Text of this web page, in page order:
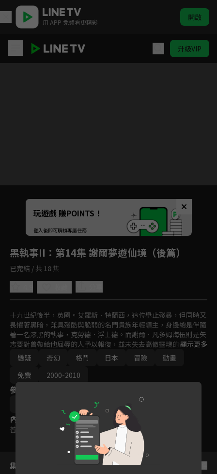
用 APP 免費看更精彩 開啟
升級VIP
Unmute
如有不便請見諒
玩遊戲 賺POINTS！
登入後即可解鎖專屬任務
黑執事II ：第14集 謝爾夢遊仙境（後篇）
已完結 / 共 18 集
十九世紀後半，英國。艾羅斯．特蘭西，這位舉止殘暴，但同時又
畏懼著黑暗，兼具殘酷與脆弱的名門貴族年輕領主，身邊總是伴隨
著一名漆黑的執事，克勞德．浮士德。而謝爾．凡多姆海伍則是矢
志要對曾帶給他屈辱的人予以報復，並未失去高傲靈魂的他，身邊
則總有執事賽巴斯欽．米卡艾利斯隨侍在側。懷抱著深邃黑暗的主
人，以及完美執行主人命令的執事。當這兩組主僕相遇時，故事便
開始滔滔地展開。
顯示更多
懸疑
奇幻 格鬥 日本 冒險
動畫
免費
2000-2010
參與演員
內容標籤
普遍級
集數列表